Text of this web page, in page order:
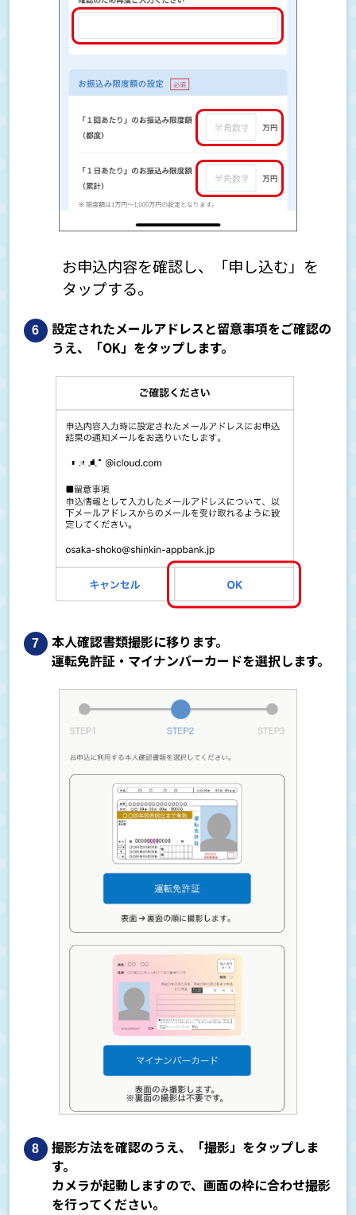
お申込内容を確認し、「申し込む」を
タップする。
設定されたメールアドレスと留意事項をご確認の
うえ、「OK」をタップします。
本人確認書類撮影に移ります。
運転免許証・マイナンバーカードを選択します。
撮影方法を確認のうえ、「撮影」をタップしま
す。
カメラが起動しますので、画面の枠に合わせ撮影
を行ってください。